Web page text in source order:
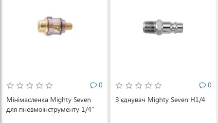
0
Мінімасленка Mighty Seven
для пневмоінструменту 1/4"
0
З'єднувач Mighty Seven Н1/4